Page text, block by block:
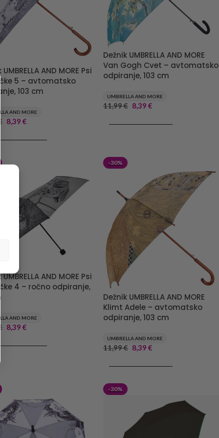
AND MORE Psi
5 – avtomatsko
103 cm
AND MORE
€ 8,39 €
Dežnik UMBRELLA AND MORE
Van Gogh Cvet – avtomatsko
odpiranje, 103 cm
UMBRELLA AND MORE
11,99€ 8,39 €
AND MORE Psi
4 – ročno odpiranje,
AND MORE
€ 8,39 €
-30%
Dežnik UMBRELLA AND MORE
Klimt Adele – avtomatsko
odpiranje, 103 cm
UMBRELLA AND MORE
11,99€ 8,39 €
-30%